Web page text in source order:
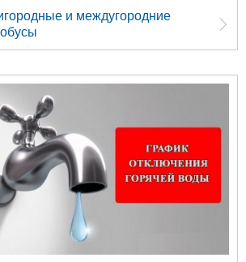
и междугородние